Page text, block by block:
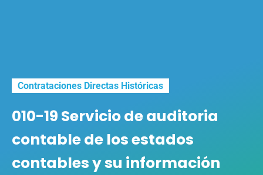
Contrataciones Directas Históricas
010-19 Servicio de auditoria
contable de los estados
contables y su información